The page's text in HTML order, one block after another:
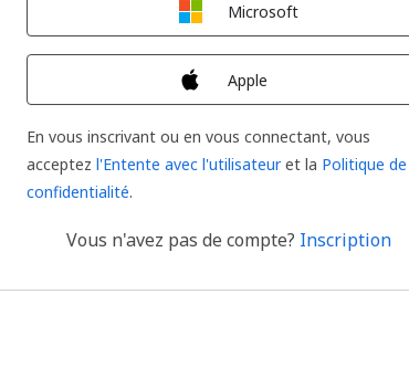
Microsoft
Apple
En vous inscrivant ou en vous connectant, vous
acceptez l'Entente avec l'utilisateuret la Politique de
confidentialité.
Vous n'avez pas de compte? Inscription